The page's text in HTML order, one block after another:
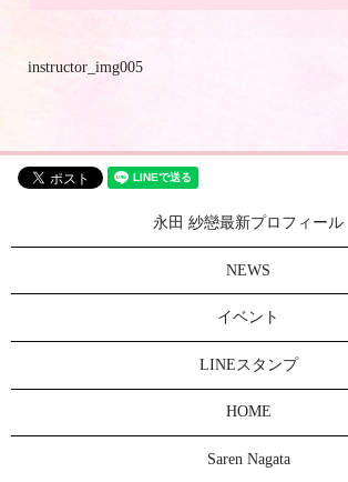
instructor_img005
永田 紗戀最新プロフィール
NEWS
イベント
LINEスタンプ
HOME
Saren Nagata